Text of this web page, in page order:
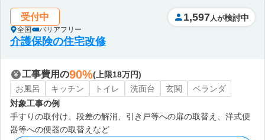
受付中
全国 バリアフリー
1,597 人が検討中
介護保険の住宅改修
工事費用の90%(上限18万円)
お風呂
キッチン トイレ 洗面台 玄関
ベランダ
対象工事の例
手すりの取付け、段差の解消、引き戸等への扉の取替え、洋式便
器等への便器の取替えなど